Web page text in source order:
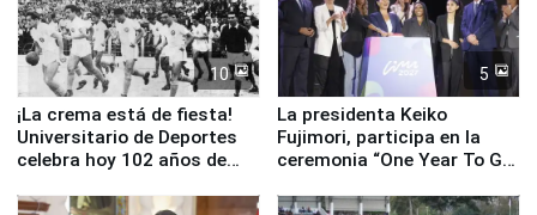
10
¡La crema está de fiesta!
Universitario de Deportes
celebra hoy 102 años de
5
La presidenta Keiko
Fujimori, participa en la
ceremonia “One Year To Go